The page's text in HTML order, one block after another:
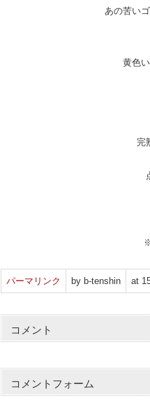
あの苦い
黄色
完
パーマリンク by b-tenshin at
コメント
コメントフォーム